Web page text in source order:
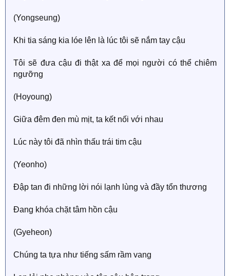
(Yongseung)
Khi tia sáng kia lóe lên là lúc tôi sẽ nắm tay cậu
Tôi sẽ đưa cậu đi thật xa để mọi người có thể chiêm
ngưỡng
(Hoyoung)
Giữa đêm đen mù mịt, ta kết nối với nhau
Lúc này tôi đã nhìn thấu trái tim cậu
(Yeonho)
Đập tan đi những lời nói lạnh lùng và đầy tổn thương
Đang khóa chặt tâm hồn cậu
(Gyeheon)
Chúng ta tựa như tiếng sấm rầm vang